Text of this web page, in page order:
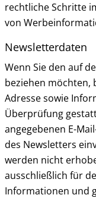
rechtliche Schritte
von
Newsletterdaten
Wenn Sie den auf
beziehen möchten,
Adresse sowie
Überprüfung
angegebenen E-
des Newsletters
werden nicht
ausschließlich für
Informationen und